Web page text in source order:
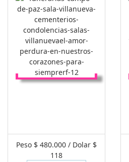
Peso $ 480.000 / Dolar $
118